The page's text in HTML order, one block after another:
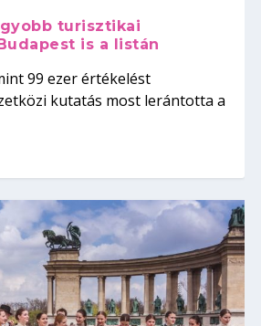
turisztikai
is a listán
99 ezer értékelést
kutatás most lerántotta a